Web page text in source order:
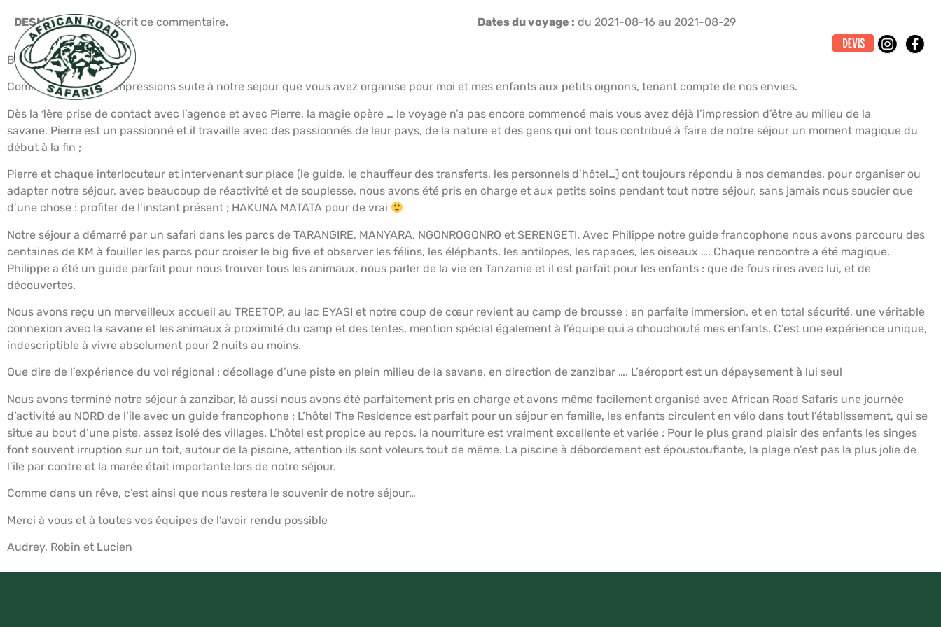
SAFARIS PRÉPARATION VOYAGE AFRICAN ROAD SAFARIS LIVRE D’OR
DESMET Audreya écrit ce commentaire. Dates du voyage : du 2021-08-16 au 2021-08-29
Bonjour Pierre
Comme promis, nos impressions suite à notre séjour que vous avez organisé pour moi et mes enfants aux petits oignons, tenant compte de nos envies.
Dès la 1ère prise de contact avec l’agence et avec Pierre, la magie opère … le voyage n’a pas encore commencé mais vous avez déjà l’impression d’être au milieu de la
savane. Pierre est un passionné et il travaille avec des passionnés de leur pays, de la nature et des gens qui ont tous contribué à faire de notre séjour un moment magique du
début à la fin ;
Pierre et chaque interlocuteur et intervenant sur place (le guide, le chauffeur des transferts, les personnels d’hôtel…) ont toujours répondu à nos demandes, pour organiser ou
adapter notre séjour, avec beaucoup de réactivité et de souplesse, nous avons été pris en charge et aux petits soins pendant tout notre séjour, sans jamais nous soucier que
d’une chose : profiter de l’instant présent ; HAKUNA MATATA pour de vrai
Notre séjour a démarré par un safari dans les parcs de TARANGIRE, MANYARA, NGONROGONRO et SERENGETI. Avec Philippe notre guide francophone nous avons parcouru des
centaines de KM à fouiller les parcs pour croiser le big five et observer les félins, les éléphants, les antilopes, les rapaces, les oiseaux …. Chaque rencontre a été magique.
Philippe a été un guide parfait pour nous trouver tous les animaux, nous parler de la vie en Tanzanie et il est parfait pour les enfants : que de fous rires avec lui, et de
découvertes.
Nous avons reçu un merveilleux accueil au TREETOP, au lac EYASI et notre coup de cœur revient au camp de brousse : en parfaite immersion, et en total sécurité, une véritable
connexion avec la savane et les animaux à proximité du camp et des tentes, mention spécial également à l’équipe qui a chouchouté mes enfants. C’est une expérience unique,
indescriptible à vivre absolument pour 2 nuits au moins.
Que dire de l’expérience du vol régional : décollage d’une piste en plein milieu de la savane, en direction de zanzibar …. L’aéroport est un dépaysement à lui seul
Nous avons terminé notre séjour à zanzibar, là aussi nous avons été parfaitement pris en charge et avons même facilement organisé avec African Road Safaris une journée
d’activité au NORD de l’ile avec un guide francophone ; L’hôtel The Residence est parfait pour un séjour en famille, les enfants circulent en vélo dans tout l’établissement, qui se
situe au bout d’une piste, assez isolé des villages. L’hôtel est propice au repos, la nourriture est vraiment excellente et variée ; Pour le plus grand plaisir des enfants les singes
font souvent irruption sur un toit, autour de la piscine, attention ils sont voleurs tout de même. La piscine à débordement est époustouflante, la plage n’est pas la plus jolie de
l’île par contre et la marée était importante lors de notre séjour.
Comme dans un rêve, c’est ainsi que nous restera le souvenir de notre séjour…
Merci à vous et à toutes vos équipes de l’avoir rendu possible
Audrey, Robin et Lucien